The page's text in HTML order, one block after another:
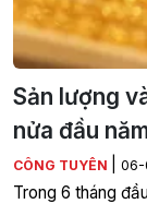
Sản lượng
nửa đầu
CÔNG TUYÊN 06-
Trong 6 tháng